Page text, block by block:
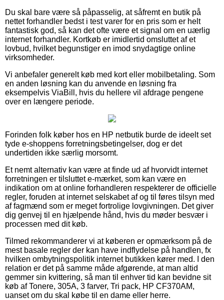
Du skal bare være så påpasselig, at såfremt en butik på
nettet forhandler bedst i test varer for en pris som er helt
fantastisk god, så kan det ofte være et signal om en uærlig
internet forhandler. Kortkøb er imidlertid omsluttet af et
lovbud, hvilket begunstiger en imod snydagtige online
virksomheder.
Vi anbefaler generelt køb med kort eller mobilbetaling. Som
en anden løsning kan du anvende en løsning fra
eksempelvis ViaBill, hvis du hellere vil afdrage pengene
over en længere periode.
Forinden folk køber hos en HP netbutik burde de ideelt set
tyde e-shoppens forretningsbetingelser, dog er det
undertiden ikke særlig morsomt.
Et nemt alternativ kan være at finde ud af hvorvidt internet
forretningen er tilsluttet e-mærket, som kan være en
indikation om at online forhandleren respekterer de officielle
regler, foruden at internet selskabet af og til føres tilsyn med
af fagmænd som er meget fortrolige lovgivningen. Det giver
dig genvej til en hjælpende hånd, hvis du møder besvær i
processen med dit køb.
Tilmed rekommanderer vi at køberen er opmærksom på de
mest basale regler der kan have indflydelse på handlen, fx
hvilken ombytningspolitik internet butikken kører med. I den
relation er det på samme måde afgørende, at man altid
gemmer sin kvittering, så man til enhver tid kan bevidne sit
køb af Tonere, 305A, 3 farver, Tri pack, HP CF370AM,
uanset om du skal købe til en dame eller herre.